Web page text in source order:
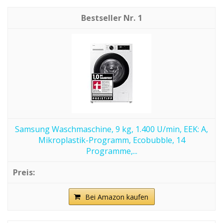
1
Samsung Waschmaschine, 9 kg, 1.400 U/min, EEK: A,
Mikroplastik-Programm, Ecobubble, 14
Programme,...
Bei Amazon kaufen